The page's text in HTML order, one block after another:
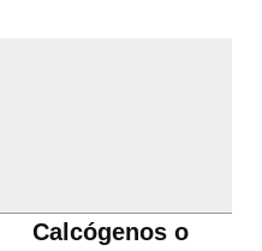
Calcógenos o